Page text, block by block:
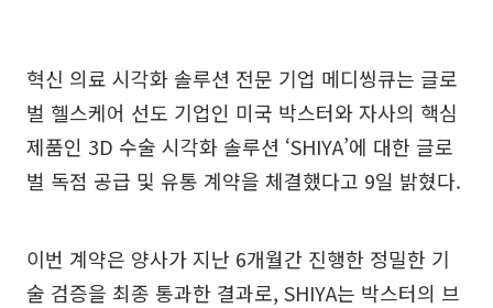
혁신 의료 시각화 솔루션 전문 기업 메디씽큐는 글로
벌 헬스케어 선도 기업인 미국 박스터와 자사의 핵심
제품인 3D 수술 시각화 솔루션 ‘SHIYA’에 대한 글로
벌 독점 공급 및 유통 계약을 체결했다고 9일 밝혔다.
이번 계약은 양사가 지난 6개월간 진행한 정밀한 기
술 검증을 최종 통과한 결과로, SHIYA는 박스터의 브